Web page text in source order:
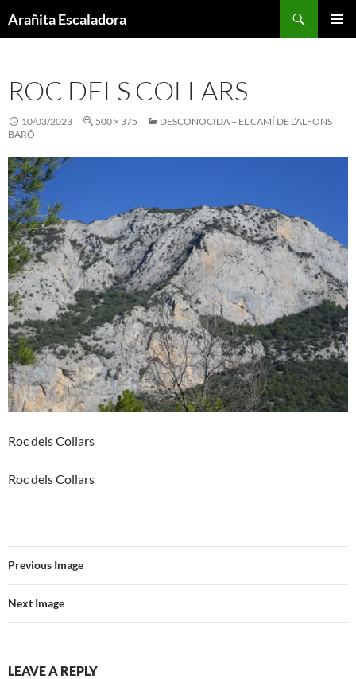
toArañita Escaladora
ROC DELS COLLARS
10/03/2023 500 × 375
DESCONOCIDA + EL CAMÍ DE L’ALFONS
BARÓ
Roc dels Collars
Roc dels Collars
Previous Image
Next Image
LEAVE A REPLY